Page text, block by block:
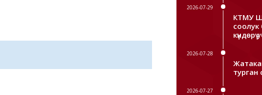
2026-07-29
КТМУ
соолук
2026-07-28
турган
2026-07-27